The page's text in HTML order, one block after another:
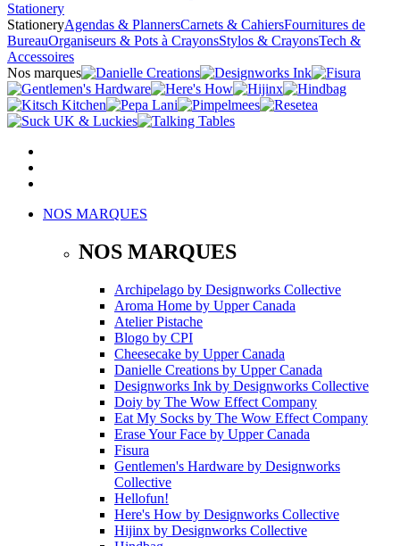
Stationery
StationeryAgendas & PlannersCarnets & CahiersFournitures de
BureauOrganiseurs & Pots à CrayonsStylos & CrayonsTech &
Accessoires
Nos marques
NOS MARQUES
NOS MARQUES
Archipelago by Designworks Collective
Aroma Home by Upper Canada
Atelier Pistache
Blogo by CPI
Cheesecake by Upper Canada
Danielle Creations by Upper Canada
Designworks Ink by Designworks Collective
Doiy by The Wow Effect Company
Eat My Socks by The Wow Effect Company
Erase Your Face by Upper Canada
Fisura
Gentlemen's Hardware by Designworks
Collective
Hellofun!
Here's How by Designworks Collective
Hijinx by Designworks Collective